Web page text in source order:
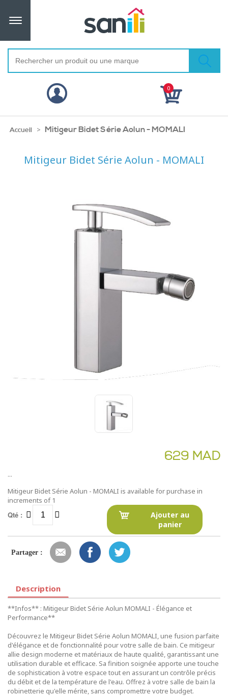
0
Accueil > Mitigeur Bidet Série Aolun - MOMALI
Mitigeur Bidet Série Aolun - MOMALI
629 MAD
...
Mitigeur Bidet Série Aolun - MOMALI is available for purchase in
increments of 1
Qté :
Ajouter au
panier
Partager :
Description
**Infos** : Mitigeur Bidet Série Aolun MOMALI - Élégance et
Performance**
Découvrez le Mitigeur Bidet Série Aolun MOMALI, une fusion parfaite
d'élégance et de fonctionnalité pour votre salle de bain. Ce mitigeur
allie design moderne et matériaux de haute qualité, garantissant une
utilisation durable et efficace. Sa finition soignée apporte une touche
de sophistication à votre espace tout en assurant un contrôle précis
du débit et de la température de l'eau. Offrez à votre salle de bain la
robinetterie qu'elle mérite, sans compromettre votre budget.